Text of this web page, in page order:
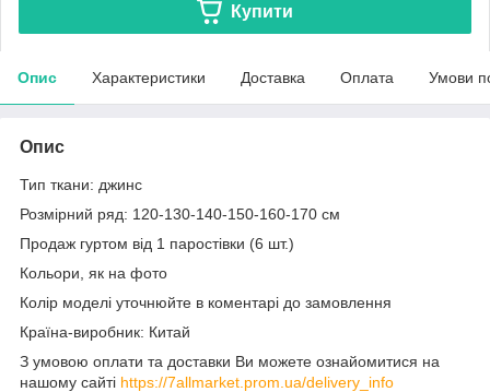
Купити
Опис Характеристики Доставка Оплата Умови
Опис
Тип ткани: джинс
Розмірний ряд: 120-130-140-150-160-170 см
Продаж гуртом від 1 паростівки (6 шт.)
Кольори, як на фото
Колір моделі уточнюйте в коментарі до замовлення
Країна-виробник: Китай
З умовою оплати та доставки Ви можете ознайомитися на
нашому сайті https://7allmarket.prom.ua/delivery_info